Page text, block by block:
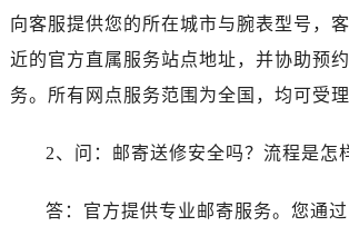
向客服提供您的所在城市与腕表型号，
近的官方直属服务站点地址，并协助预
务。所有网点服务范围为全国，均可受理
2、问：邮寄送修安全吗？流程是怎
答：官方提供专业邮寄服务。您通